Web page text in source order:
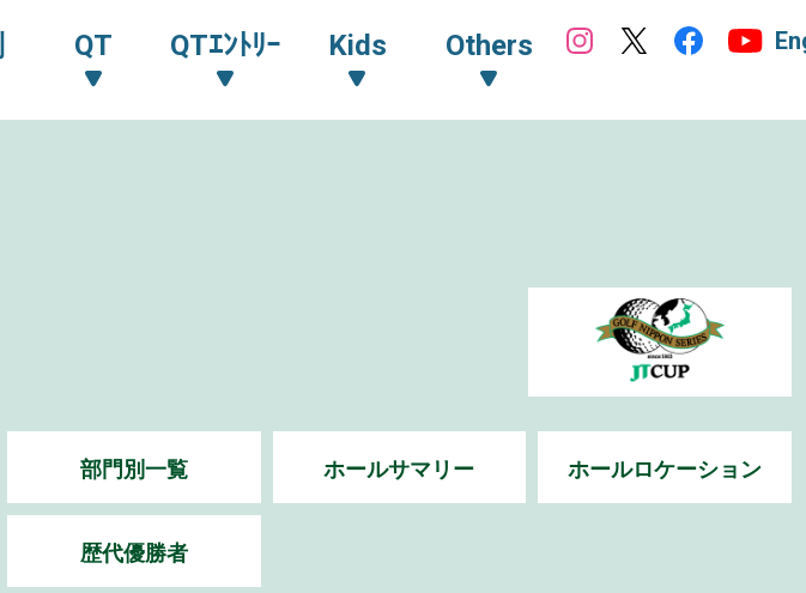
QT QTｴﾝﾄﾘｰ Kids Others
部門別一覧 ホールサマリー ホールロケーション
歴代優勝者